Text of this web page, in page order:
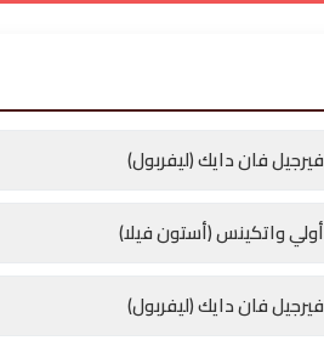
فيرجيل فان دايك (ليفربول)
أولي واتكينس (أستون فيلا)
فيرجيل فان دايك (ليفربول)